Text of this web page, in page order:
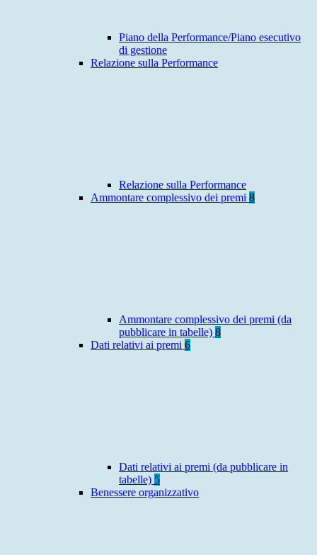
Piano della Performance/Piano esecutivo
di gestione
Relazione sulla Performance
Relazione sulla Performance
Ammontare complessivo dei premi 8
Ammontare complessivo dei premi (da
pubblicare in tabelle) 8
Dati relativi ai premi 6
Dati relativi ai premi (da pubblicare in
tabelle) 5
Benessere organizzativo